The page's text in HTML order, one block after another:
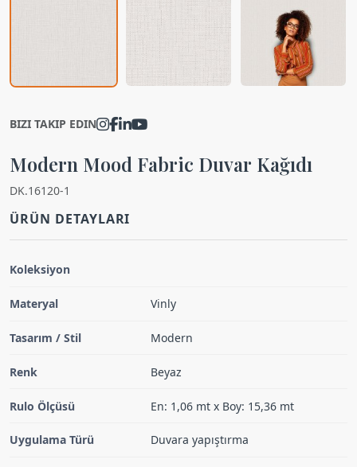
BIZI TAKIP EDIN
Modern Mood Fabric Duvar Kağıdı
DK.16120-1
ÜRÜN DETAYLARI
Koleksiyon
Materyal Vinly
Tasarım / Stil Modern
Renk Beyaz
Rulo Ölçüsü En: 1,06 mt x Boy: 15,36 mt
Uygulama Türü Duvara yapıştırma